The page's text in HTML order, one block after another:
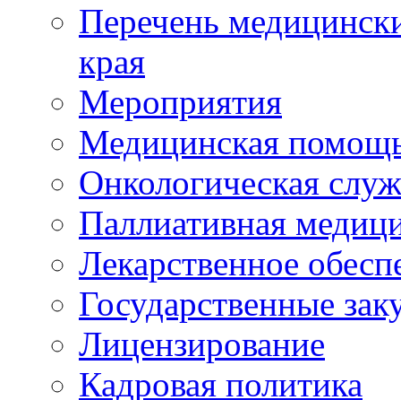
Перечень
края
Мероприятия
Медицинская
Онкологическая
Паллиативная
Лекарственное
Государственные
Лицензирование
Кадровая политика